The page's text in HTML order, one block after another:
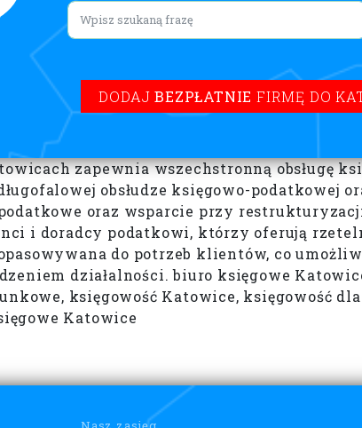
Lorem ipsum
DODAJBEZPŁATNIE FIRMĘ DO
zapewnia wszechstronną obsługę
obsłudze księgowo-podatkowej
oraz wsparcie przy
i doradcy podatkowi, którzy oferują
do potrzeb klientów, co
działalności. biuro księgowe
księgowość Katowice, księgowość
Katowice